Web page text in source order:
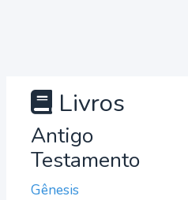
Livros
Antigo
Testamento
Gênesis